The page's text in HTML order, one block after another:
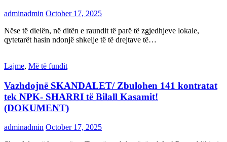
adminadmin October 17, 2025
Nëse të dielën, në ditën e raundit të parë të zgjedhjeve lokale,
qytetarët hasin ndonjë shkelje të të drejtave të…
Lajme, Më të fundit
Vazhdojnē SKANDALET/ Zbulohen 141 kontratat
tek NPK- SHARRI të Bilall Kasamit!
(DOKUMENT)
adminadmin October 17, 2025